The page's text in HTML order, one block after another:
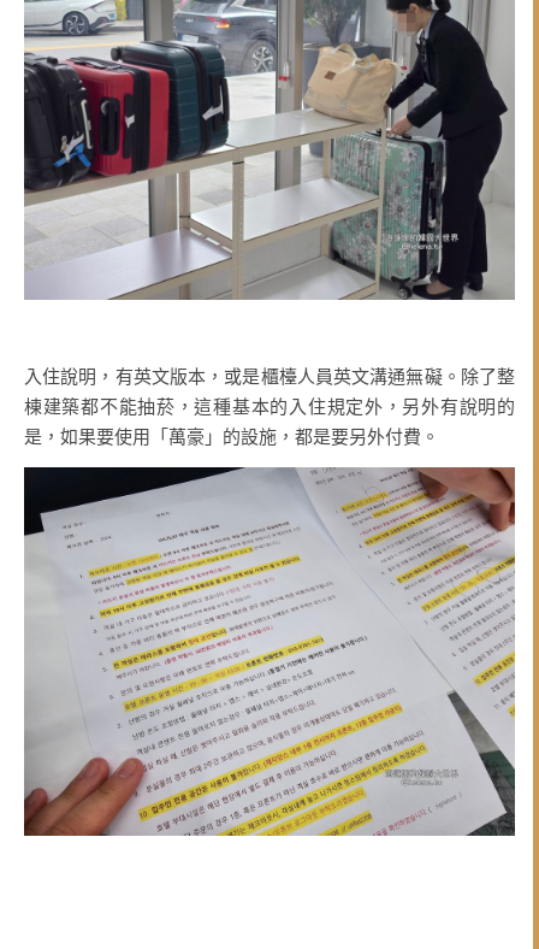
入住說明，有英文版本，或是櫃檯人員英文溝通無礙。除了整
棟建築都不能抽菸，這種基本的入住規定外，另外有說明的
是，如果要使用「萬豪」的設施，都是要另外付費。